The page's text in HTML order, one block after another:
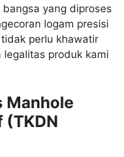
yang diproses
logam presisi
perlu khawatir
produk kami
Manhole
(TKDN